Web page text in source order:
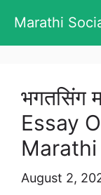
content
Marathi
भगतसिंग
Essay
Marathi
August 2,